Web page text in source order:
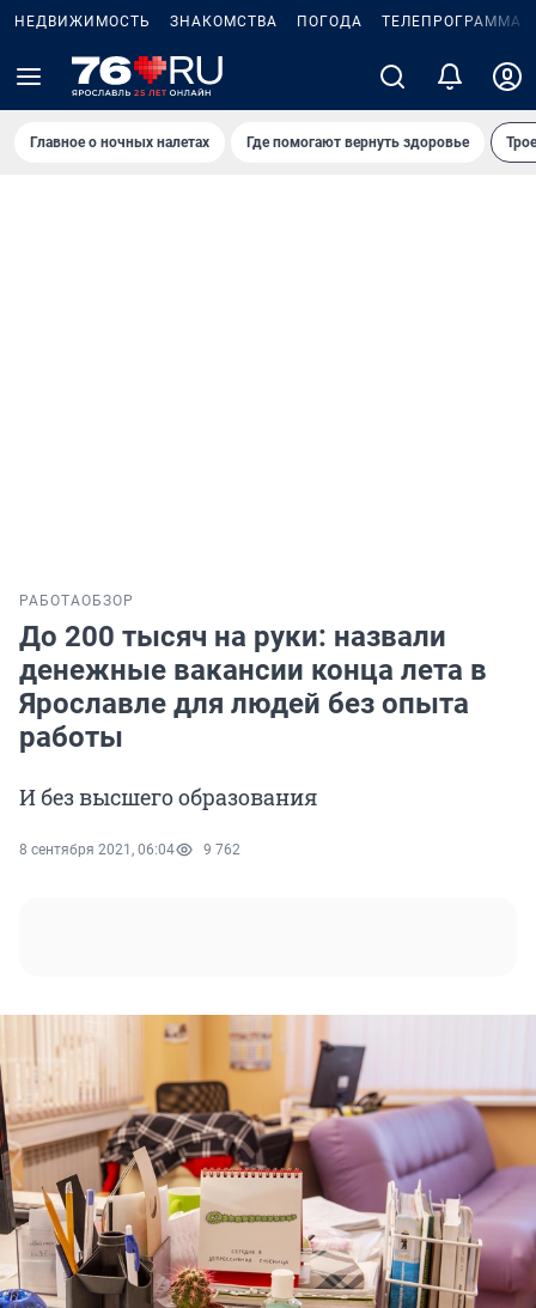
НЕДВИЖИМОСТЬ ЗНАКОМСТВА ПОГОДА ТЕЛЕПРОГРАММА
Главное о ночных налетах Где помогают вернуть здоровье
РАБОТАОБЗОР
До 200 тысяч на руки: назвали
денежные вакансии конца лета в
Ярославле для людей без опыта
работы
И без высшего образования
8 сентября 2021, 06:04 9 762